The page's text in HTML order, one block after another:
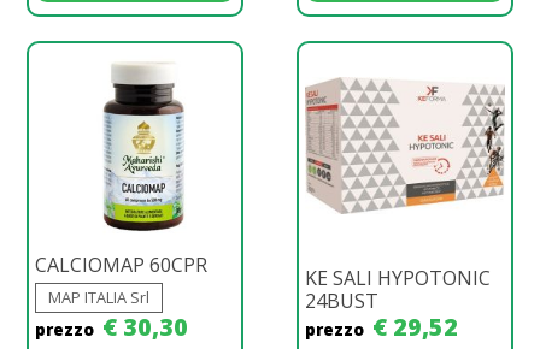
CALCIOMAP 60CPR
MAP ITALIA Srl
prezzo € 30,30
KE SALI HYPOTONIC
24BUST
prezzo € 29,52